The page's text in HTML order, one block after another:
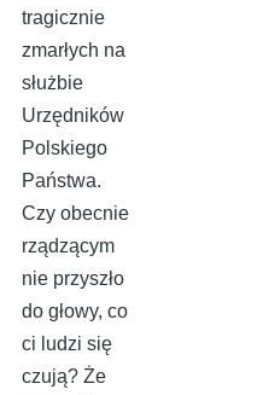
tragicznie
zmarłych na
służbie
Urzędników
Polskiego
Państwa.
Czy obecnie
rządzącym
nie przyszło
do głowy, co
ci ludzi się
czują? Że